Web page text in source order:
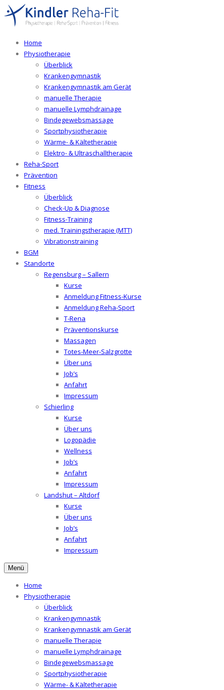
Home
Physiotherapie
Überblick
Krankengymnastik
Krankengymnastik am Gerät
manuelle Therapie
manuelle Lymphdrainage
Bindegewebsmassage
Sportphysiotherapie
Wärme- & Kältetherapie
Elektro- & Ultraschalltherapie
Reha-Sport
Prävention
Fitness
Überblick
Check-Up & Diagnose
Fitness-Training
med. Trainingstherapie (MTT)
Vibrationstraining
BGM
Standorte
Regensburg – Sallern
Kurse
Anmeldung Fitness-Kurse
Anmeldung Reha-Sport
T-Rena
Präventionskurse
Massagen
Totes-Meer-Salzgrotte
Über uns
Job’s
Anfahrt
Impressum
Schierling
Kurse
Über uns
Logopädie
Wellness
Job’s
Anfahrt
Impressum
Landshut – Altdorf
Kurse
Über uns
Job’s
Anfahrt
Impressum
Menü
Home
Physiotherapie
Überblick
Krankengymnastik
Krankengymnastik am Gerät
manuelle Therapie
manuelle Lymphdrainage
Bindegewebsmassage
Sportphysiotherapie
Wärme- & Kältetherapie